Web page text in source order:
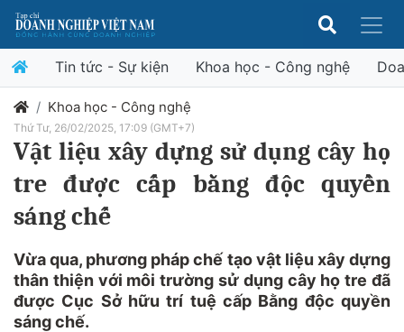
Tin tức - Sự kiện Khoa học - Công nghệ
Khoa học - Công nghệ
Thứ Tư, 26/02/2025, 17:09 (GMT+7)
Vật liệu xây dựng sử dụng cây họ
tre được cấp bằng độc quyền
sáng chế
Vừa qua, phương pháp chế tạo vật liệu xây dựng
thân thiện với môi trường sử dụng cây họ tre đã
được Cục Sở hữu trí tuệ cấp Bằng độc quyền
sáng chế.